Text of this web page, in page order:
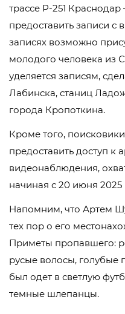
трассе Р-251
предоставить записи с
записях возможно
молодого человека из
уделяется записям,
Лабинска, станиц
города Кропоткина.
Кроме того,
предоставить доступ к
видеонаблюдения,
начиная с 20 июня 2025
Напомним, что Артем
тех пор о его
Приметы пропавшего:
русые волосы, голубые
был одет в светлую
темные шлепанцы.